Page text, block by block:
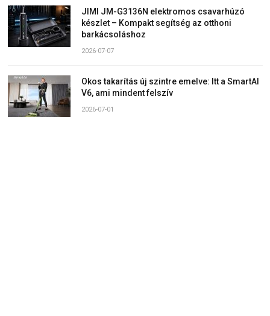
JIMI JM-G3136N elektromos csavarhúzó
készlet – Kompakt segítség az otthoni
barkácsoláshoz
2026-07-07
Okos takarítás új szintre emelve: Itt a SmartAI
V6, ami mindent felszív
2026-07-01